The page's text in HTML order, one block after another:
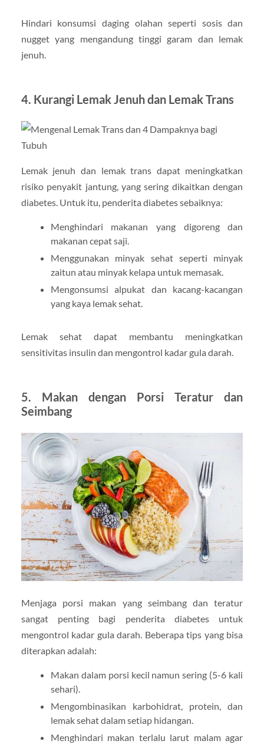
Hindari konsumsi daging olahan seperti sosis dan
nugget yang mengandung tinggi garam dan lemak
jenuh.
4. Kurangi Lemak Jenuh dan Lemak Trans
Lemak jenuh dan lemak trans dapat meningkatkan
risiko penyakit jantung, yang sering dikaitkan dengan
diabetes. Untuk itu, penderita diabetes sebaiknya:
Menghindari makanan yang digoreng dan
makanan cepat saji.
Menggunakan minyak sehat seperti minyak
zaitun atau minyak kelapa untuk memasak.
Mengonsumsi alpukat dan kacang-kacangan
yang kaya lemak sehat.
Lemak sehat dapat membantu meningkatkan
sensitivitas insulin dan mengontrol kadar gula darah.
5. Makan dengan Porsi Teratur dan
Seimbang
Menjaga porsi makan yang seimbang dan teratur
sangat penting bagi penderita diabetes untuk
mengontrol kadar gula darah. Beberapa tips yang bisa
diterapkan adalah:
Makan dalam porsi kecil namun sering (5-6 kali
sehari).
Mengombinasikan karbohidrat, protein, dan
lemak sehat dalam setiap hidangan.
Menghindari makan terlalu larut malam agar